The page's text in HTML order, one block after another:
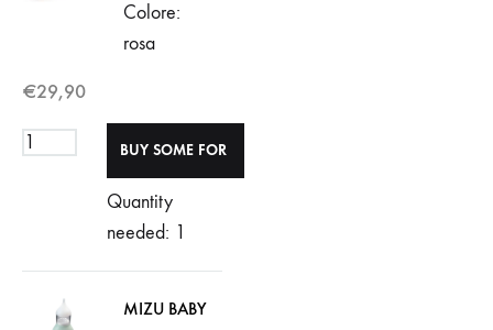
Colore:
rosa
€29,90
Quantity
needed: 1
MIZU BABY